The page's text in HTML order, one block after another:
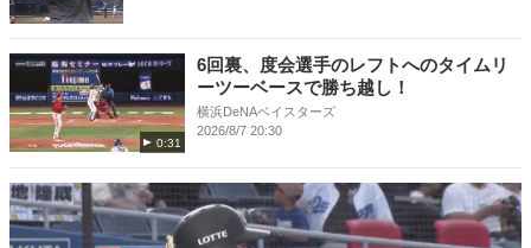
0:31
6回裏、度会選手のレフトへのタイムリ
ーツーベースで勝ち越し！
横浜DeNAベイスターズ
2026/8/7 20:30